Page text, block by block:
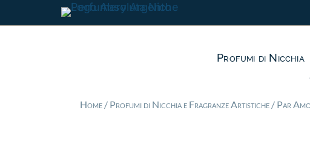
Profumi di Nicchia
Home / Profumi di Nicchia e Fragranze Artistiche / Par